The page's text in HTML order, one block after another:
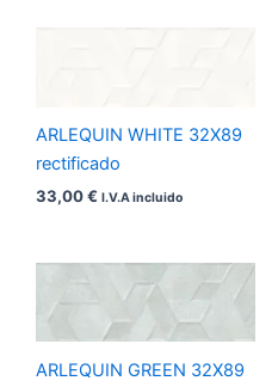
ARLEQUIN WHITE 32X89
rectificado
33,00€ I.V.A incluido
ARLEQUIN GREEN 32X89